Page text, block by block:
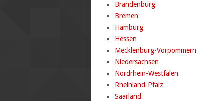
Brandenburg
Bremen
Hamburg
Hessen
Mecklenburg-Vorpommern
Niedersachsen
Nordrhein-Westfalen
Rheinland-Pfalz
Saarland